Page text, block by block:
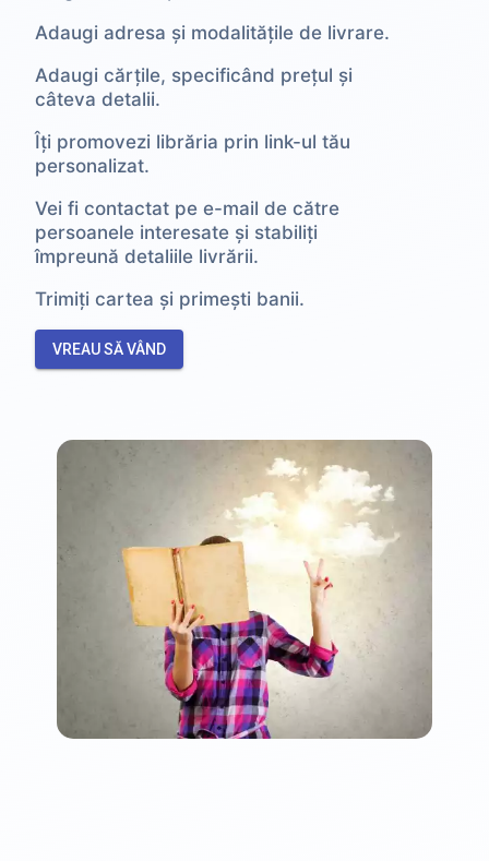
Adaugi adresa și modalitățile de livrare.
Adaugi cărțile, specificând prețul și
câteva detalii.
Îți promovezi librăria prin link-ul tău
personalizat.
Vei fi contactat pe e-mail de către
persoanele interesate și stabiliți
împreună detaliile livrării.
Trimiți cartea și primești banii.
VREAU SĂ VÂND